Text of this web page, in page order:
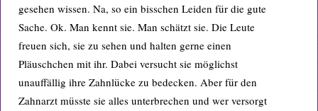
gesehen wissen. Na, so ein bisschen Leiden für die gute
Sache. Ok. Man kennt sie. Man schätzt sie. Die Leute
freuen sich, sie zu sehen und halten gerne einen
Pläuschchen mit ihr. Dabei versucht sie möglichst
unauffällig ihre Zahnlücke zu bedecken. Aber für den
Zahnarzt müsste sie alles unterbrechen und wer versorgt